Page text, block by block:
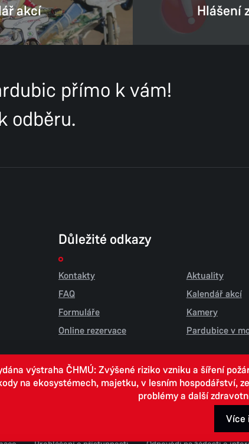
akcí Hlášení
přímo k vám!
odběru.
Důležité odkazy
Kontakty
FAQ
Formuláře
Online rezervace
Aktuality
Kalendář akcí
Kamery
Pardubice v
výstraha ČHMÚ: Zvýšené riziko vzniku a šíření
na ekosystémech, majetku, v lesním hospodářství,
problémy a další
Více